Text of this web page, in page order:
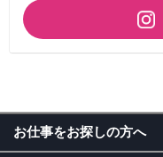
お仕事をお探しの方へ